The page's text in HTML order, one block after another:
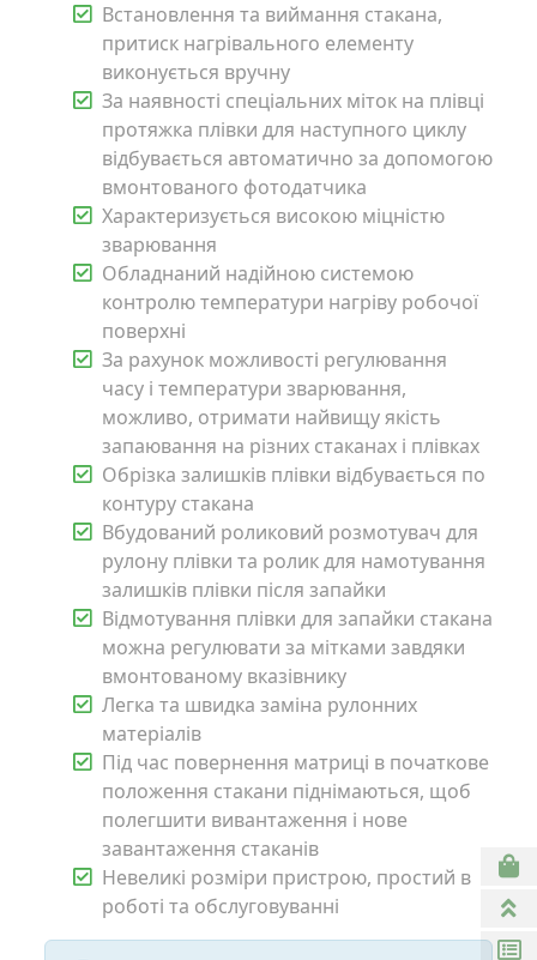
Встановлення та виймання стакана,
притиск нагрівального елементу
виконується вручну
За наявності спеціальних міток на плівці
протяжка плівки для наступного циклу
відбувається автоматично за допомогою
вмонтованого фотодатчика
Характеризується високою міцністю
зварювання
Обладнаний надійною системою
контролю температури нагріву робочої
поверхні
За рахунок можливості регулювання
часу і температури зварювання,
можливо, отримати найвищу якість
запаювання на різних стаканах і плівках
Обрізка залишків плівки відбувається по
контуру стакана
Вбудований роликовий розмотувач для
рулону плівки та ролик для намотування
залишків плівки після запайки
Відмотування плівки для запайки стакана
можна регулювати за мітками завдяки
вмонтованому вказівнику
Легка та швидка заміна рулонних
матеріалів
Під час повернення матриці в початкове
положення стакани піднімаються, щоб
полегшити вивантаження і нове
завантаження стаканів
Невеликі розміри пристрою, простий в
роботі та обслуговуванні